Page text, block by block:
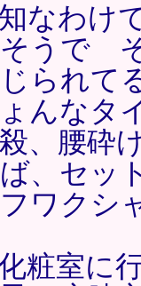
なわけ
そうで
られ
んな
、腰砕
、セッ
ワクシ
粧室に